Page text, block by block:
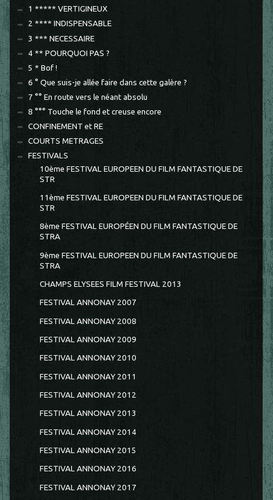
1 ***** VERTIGINEUX
2 **** INDISPENSABLE
3 *** NECESSAIRE
4 ** POURQUOI PAS ?
5 * Bof !
6 ° Que suis-je allée faire dans cette galère ?
7 °° En route vers le néant absolu
8 °°° Touche le fond et creuse encore
CONFINEMENT et RE
COURTS METRAGES
FESTIVALS
10ème FESTIVAL EUROPEEN DU FILM FANTASTIQUE DE
STR
11ème FESTIVAL EUROPEEN DU FILM FANTASTIQUE DE
STR
8ème FESTIVAL EUROPÉEN DU FILM FANTASTIQUE DE
STRA
9ème FESTIVAL EUROPEEN DU FILM FANTASTIQUE DE
STRA
CHAMPS ELYSEES FILM FESTIVAL 2013
FESTIVAL ANNONAY 2007
FESTIVAL ANNONAY 2008
FESTIVAL ANNONAY 2009
FESTIVAL ANNONAY 2010
FESTIVAL ANNONAY 2011
FESTIVAL ANNONAY 2012
FESTIVAL ANNONAY 2013
FESTIVAL ANNONAY 2014
FESTIVAL ANNONAY 2015
FESTIVAL ANNONAY 2016
FESTIVAL ANNONAY 2017